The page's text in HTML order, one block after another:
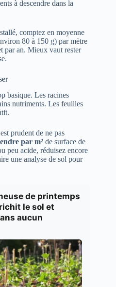
à descendre dans la
comptez en moyenne
80 à 150 g) par mètre
par an. Mieux vaut rester
basique. Les racines
nutriments. Les feuilles
prudent de ne pas
par m² de surface de
peu acide, réduisez encore
une analyse de sol pour
de printemps
le sol et
aucun